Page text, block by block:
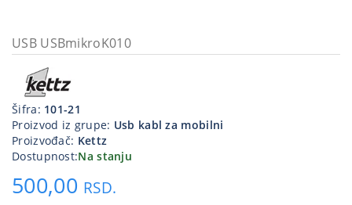
priključci
Kućna
tehnika
Poslovna
oprema,računari
Strujni
program
USB USBmikroK010
Šifra: 101-21
Proizvod iz grupe: Usb kabl za mobilni
Proizvođač: Kettz
Dostupnost:Na stanju
500,00 RSD.